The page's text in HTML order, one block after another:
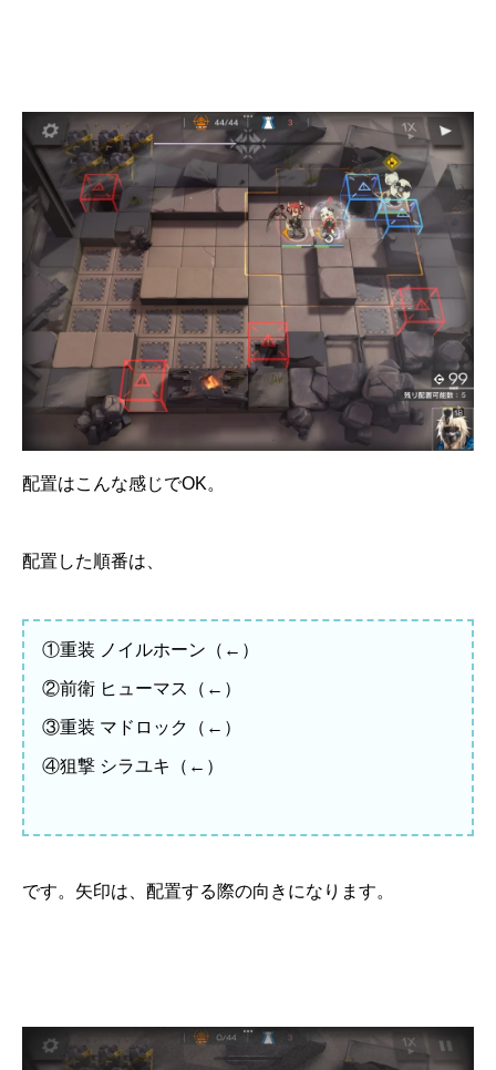
配置はこんな感じでOK。
配置した順番は、
①重装 ノイルホーン（←）
②前衛 ヒューマス（←）
③重装 マドロック（←）
④狙撃 シラユキ（←）
です。矢印は、配置する際の向きになります。